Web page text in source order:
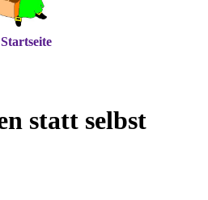
Startseite
statt selbst